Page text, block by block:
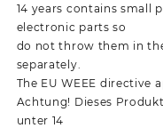
14 years contains small
electronic parts so
do not throw them in
separately.
The EU WEEE directive
Achtung! Dieses
unter 14